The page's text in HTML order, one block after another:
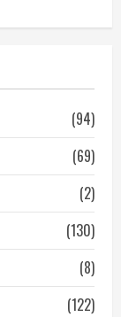
(94)
(69)
(2)
(130)
(8)
(122)